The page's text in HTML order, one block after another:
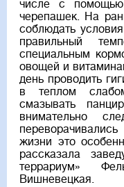
числе с помощью
черепашек. На
соблюдать
правильный
специальным
овощей и
день проводить
в теплом
смазывать
внимательно
жизни это
рассказала
террариум»
Вишневецкая.